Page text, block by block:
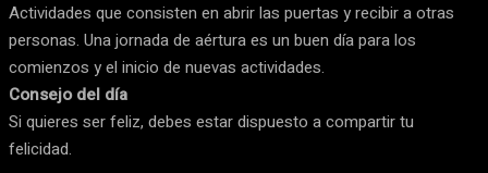
Actividades que consisten en abrir las puertas y recibir a otras
personas. Una jornada de aértura es un buen día para los
comienzos y el inicio de nuevas actividades.
Consejo del día
Si quieres ser feliz, debes estar dispuesto a compartir tu
felicidad.